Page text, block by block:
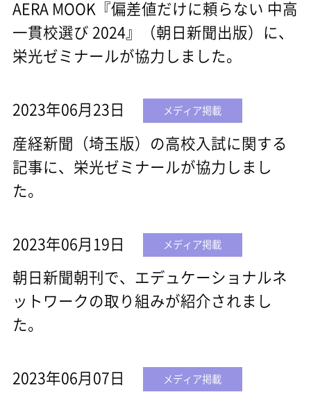
AERA MOOK『偏差値だけに頼らない 中高
一貫校選び 2024』（朝日新聞出版）に、
栄光ゼミナールが協力しました。
2023年06月23日 メディア掲載
産経新聞（埼玉版）の高校入試に関する
記事に、栄光ゼミナールが協力しまし
た。
2023年06月19日 メディア掲載
朝日新聞朝刊で、エデュケーショナルネ
ットワークの取り組みが紹介されまし
た。
2023年06月07日 メディア掲載